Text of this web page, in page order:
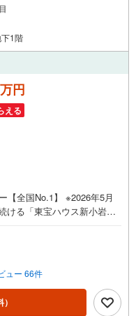
1階
円
える
【全国No.1】 ※2026年5月
ける「東宝ハウス新小岩」
）はお電話でのご連絡が
最寄駅でのお待ち合わせ
選ばれる3つの「圧倒的メ
提携住宅ローン】「他社
も独自審査で多数承認！優
。（2）【未来カレンダー
ュー 66件